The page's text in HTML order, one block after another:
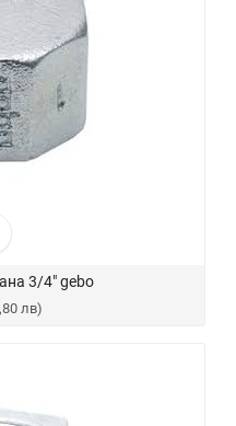
3/4" gebo
лв)